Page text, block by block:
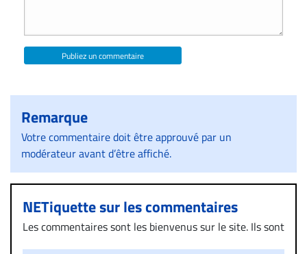
Publiez un commentaire
Remarque
Votre commentaire doit être approuvé par un
modérateur avant d’être affiché.
NETiquette sur les commentaires
Les commentaires sont les bienvenus sur le site. Ils sont